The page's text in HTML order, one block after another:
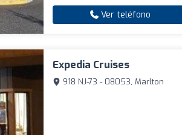
Ver teléfono
Expedia Cruises
918 NJ-73 - 08053, Marlton